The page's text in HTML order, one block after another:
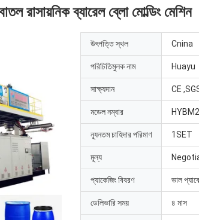
রাসায়নিক ব্যারেল ব্লো মোল্ডিং মেশিন
উৎপত্তি স্থল Cnina
পরিচিতিমুলক নাম Huayu
সাক্ষ্যদান CE
মডেল নম্বার
ন্যূনতম চাহিদার পরিমাণ 1SET
মূল্য
প্যাকেজিং বিবরণ ভাল
ডেলিভারি সময় ৪ মাস